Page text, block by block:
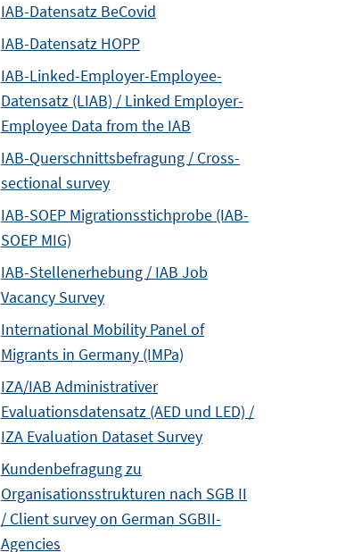
IAB-Datensatz BeCovid
IAB-Datensatz HOPP
IAB-Linked-Employer-Employee-
Datensatz (LIAB) / Linked Employer-
Employee Data from the IAB
IAB-Querschnittsbefragung / Cross-
sectional survey
IAB-SOEP Migrationsstichprobe (IAB-
SOEP MIG)
IAB-Stellenerhebung / IAB Job
Vacancy Survey
International Mobility Panel of
Migrants in Germany (IMPa)
IZA/IAB Administrativer
Evaluationsdatensatz (AED und LED) /
IZA Evaluation Dataset Survey
Kundenbefragung zu
Organisationsstrukturen nach SGB II
/ Client survey on German SGBII-
Agencies